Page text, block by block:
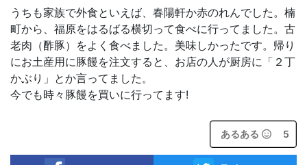
うちも家族で外食といえば、春陽軒か赤のれんでした。楠
町から、福原をはるばる横切って食べに行ってました。古
老肉（酢豚）をよく食べました。美味しかったです。帰り
にお土産用に豚饅を注文すると、お店の人が厨房に「２丁
かぶり」とか言ってました。
今でも時々豚饅を買いに行ってます!
あるある 5